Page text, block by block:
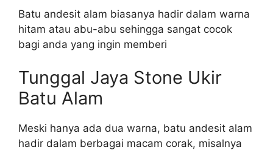
Batu andesit alam biasanya hadir dalam warna
hitam atau abu-abu sehingga sangat cocok
bagi anda yang ingin memberi
Tunggal Jaya Stone Ukir
Batu Alam
Meski hanya ada dua warna, batu andesit alam
hadir dalam berbagai macam corak, misalnya